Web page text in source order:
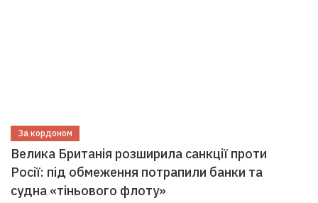
За кордоном
Велика Британія розширила санкції проти
Росії: під обмеження потрапили банки та
судна «тіньового флоту»